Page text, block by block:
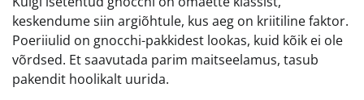
keskendume siin argiõhtule, kus aeg on kriitiline faktor.
Poeriiulid on gnocchi-pakkidest lookas, kuid kõik ei ole
võrdsed. Et saavutada parim maitseelamus, tasub
pakendit hoolikalt uurida.